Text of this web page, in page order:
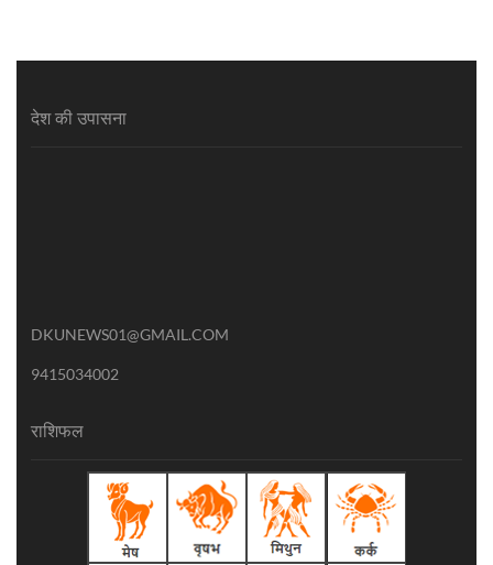
देश की उपासना
DKUNEWS01@GMAIL.COM
9415034002
राशिफल